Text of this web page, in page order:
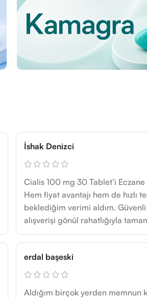
İshak Denizci
Cialis 100 mg 30 Tablet’i
Hem fiyat avantajı hem de hızlı
beklediğim verimi aldım.
alışverişi gönül rahatlığıyla
erdal başeski
Aldığım birçok yerden memnun